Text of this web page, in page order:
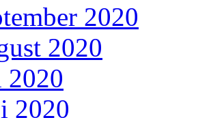
2020
2020
2020
2020